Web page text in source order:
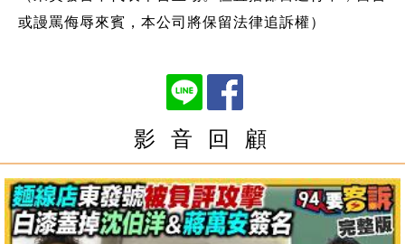
或謾罵侮辱來賓，本公司將保留法律追訴權）
影 音 回 顧